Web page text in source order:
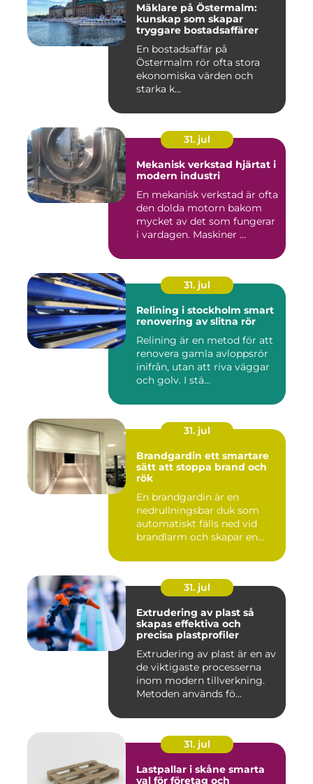
Mäklare på Östermalm:
kunskap som skapar
tryggare bostadsaffärer
En bostadsaffär på
Östermalm rör ofta stora
ekonomiska värden och
starka k...
31. jul
Mekanisk verkstad hjärtat i
modern industri
En mekanisk verkstad är ofta
den dolda motorn bakom
mycket av det som fungerar
i vardagen. Maskiner ...
31. jul
Relining i stockholm smart
renovering av slitna rör
Relining är en metod för att
renovera gamla avloppsrör
inifrån, utan att riva väggar
och golv. I stä...
31. jul
Brandgardin ett smartare
sätt att stoppa brand och
rök
En brandgardin är en
nedrullningsbar duk som
automatiskt fälls ned vid
brandlarm och skapar en
31. jul
Extrudering av plast så
skapas effektiva och
precisa plastprofiler
Extrudering av plast är en av
de viktigaste processerna
inom modern tillverkning.
Metoden används fö...
31. jul
Lastpallar i skåne smarta
val för företag och